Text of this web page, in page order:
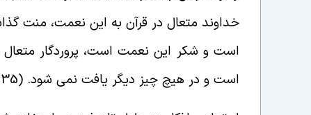
خداوند متعال در قرآن به این نعمت، منت
است و شکر این نعمت است، پروردگار متعال
است و در هیچ چیز دیگر یافت نمی شود. (4:35)